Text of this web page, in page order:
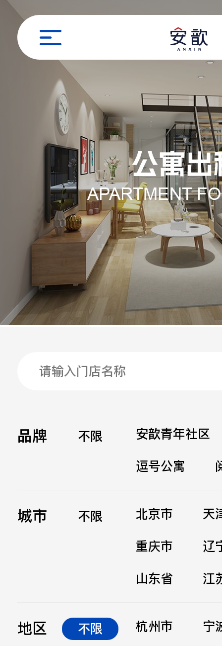
品牌 不限
安歆青年社区
逗号公寓
城市 不限 北京市
天
重庆市
辽
山东省
江
地区 不限 杭州市
宁
职位申请
姓名
手机
公司
邮箱
留言
立即提交